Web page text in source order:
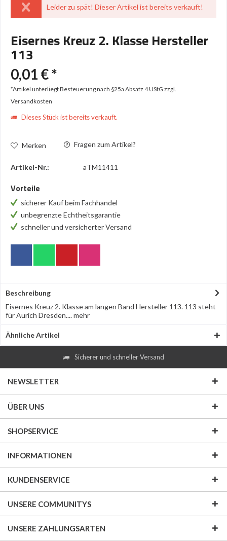
Leider zu spät! Dieser Artikel ist bereits verkauft!
Eisernes Kreuz 2. Klasse Hersteller
113
0,01 € *
*Artikel unterliegt Besteuerung nach §25a Absatz 4 UStG zzgl.
Versandkosten
Dieses Stück ist bereits verkauft.
Merken Fragen zum Artikel?
Artikel-Nr.: aTM11411
Vorteile
sicherer Kauf beim Fachhandel
unbegrenzte Echtheitsgarantie
schneller und versicherter Versand
Beschreibung
Eisernes Kreuz 2. Klasse am langen Band Hersteller 113. 113 steht
für Aurich Dresden....mehr
Ähnliche Artikel
Sicherer und schneller Versand
NEWSLETTER
ÜBER UNS
SHOPSERVICE
INFORMATIONEN
KUNDENSERVICE
UNSERE COMMUNITYS
UNSERE ZAHLUNGSARTEN